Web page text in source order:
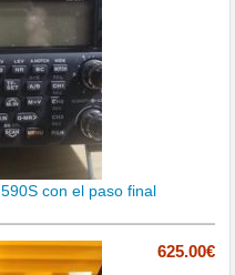
con el paso final
625.00€